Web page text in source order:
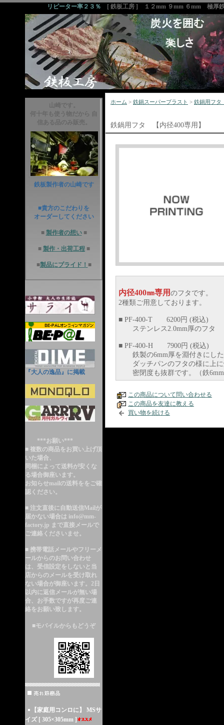
リピーター率２３％ [ 鉄板工房 ] １２mm ９mm ６mm 極厚鉄
山崎です。
何十年も使う物だから 自
信ある品のみ販売。
鉄板製作者の山崎です
■貴方のこだわりを
オーダーしてください
■ 製作者の想い ■
■ 製作・出荷工程■
■製品にプライド！ ■
『大人の逸品』に掲載
***お願い***
■ 複数の商品をお買い上げ頂
いた場合、
同梱によって送料が安くな
る場合御座います。
お知らせmailの送料ををご確
認ください。
■ 注文直後に自動送信Mailが
届かない場合は info@mm-
factory.jp まで直接メールで
ご連絡くださいませ。
■ 携帯電話メールやフリーメ
ールからのお問い合わせ
は、受信設定をしないと当
店からのメールを受け取れ
ない場合が御座います。2日
以内に返信メールが無い場
合、お手数ですが再度ご連
絡をお願い致します。
■モバイルからもどうぞ
【家庭用コンロに】 MSサ
イズ [ 305×305mm ]
ホーム > 鉄鍋スーパーブラスト > 鉄鍋用フ
鉄鍋用フタ 【内径400専用】
内径400㎜専用 のフタです。
2種類ご用意しております。
■ PF-400-T 6200円 (税込)
ステンレス2.0mm厚のフタ
■ PF-400-H 7900円 (税込)
鉄製の6mm厚を淵付きにした
ダッチパンのフタの様に上に
密閉度も抜群です。（鉄
この商品について問い合わせる
この商品を友達に教える
買い物を続ける